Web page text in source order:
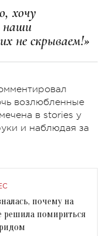
хочу
наши
не скрываем!»
возлюбленные
в stories у
и наблюдая за
почему на
решила помириться